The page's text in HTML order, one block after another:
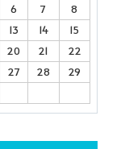
6 7
8
13 14
15
20 21
22
27 28
29